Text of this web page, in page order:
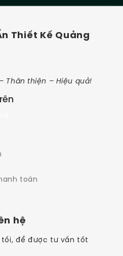
Thiết Kế Quảng
Thân thiện – Hiệu quả!
toán
hệ
tối, để được tư vấn tốt